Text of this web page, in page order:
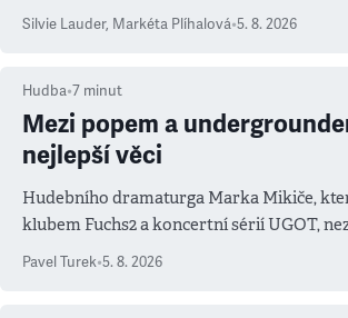
Silvie Lauder, Markéta Plíhalová•5. 8. 2026
Hudba•7 minut
Mezi popem a
nejlepší věci
Hudebního dramaturga Marka Mikiče,
klubem Fuchs2 a koncertní sérií UGOT,
ale atmosféra
Pavel Turek•5. 8. 2026